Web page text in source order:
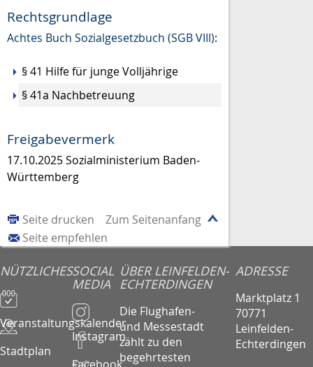
Rechtsgrundlage
Achtes Buch Sozialgesetzbuch (SGB VIII):
§ 41 Hilfe für junge Volljährige
§ 41a Nachbetreuung
Freigabevermerk
17.10.2025 Sozialministerium Baden-
Württemberg
Zum Seitenanfang
Seite drucken
Seite empfehlen
NÜTZLICHES
Veranstaltungskalender
Stadtplan
SOCIAL
MEDIA
Instagram
ÜBER LEINFELDEN-
ECHTERDINGEN
Die Flughafen-
und Messestadt
zählt zu den
begehrtesten
ADRESSE
Marktplatz 1
70771
Leinfelden-
Echterdingen